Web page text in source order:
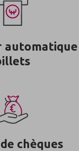
chèques